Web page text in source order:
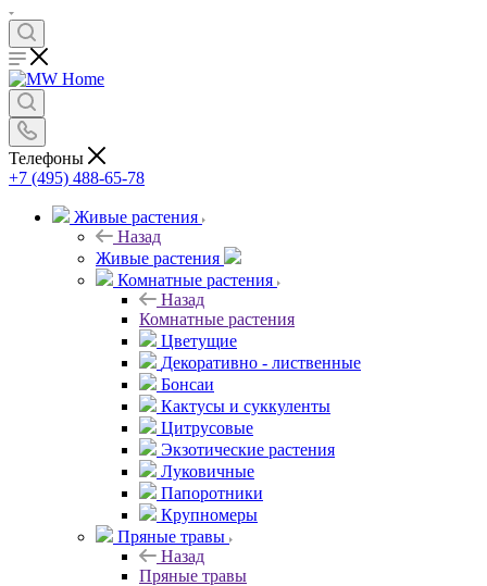
Телефоны
+7 (495) 488-65-78
Живые растения
Назад
Живые растения
Комнатные растения
Назад
Комнатные растения
Цветущие
Декоративно - лиственные
Бонсаи
Кактусы и суккуленты
Цитрусовые
Экзотические растения
Луковичные
Папоротники
Крупномеры
Пряные травы
Назад
Пряные травы